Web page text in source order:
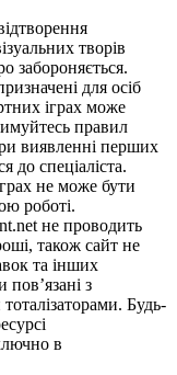
творів
забороняється.
для осіб
іграх може
правил
виявленні перших
до спеціаліста.
не може бути
роботі.
не проводить
також сайт не
та інших
пов’язані з
Будь-
в